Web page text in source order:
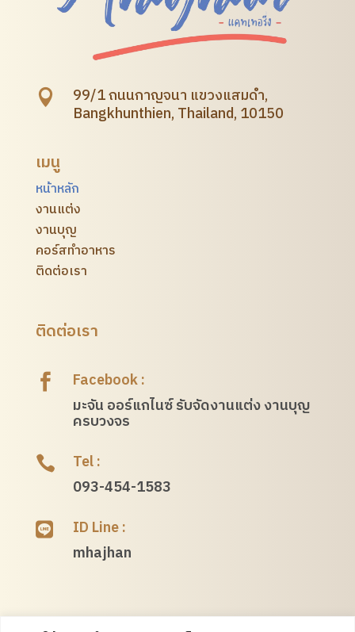
 99/1 ถนนกาญจนา แขวงแสมดำ,
Bangkhunthien, Thailand, 10150
เมนู
หน้าหลัก
งานแต่ง
งานบุญ
คอร์สทำอาหาร
ติดต่อเรา
ติดต่อเรา

Facebook :
มะจัน ออร์แกไนซ์ รับจัดงานแต่ง งานบุญ
ครบวงจร

Tel :
093-454-1583

ID Line :
mhajhan